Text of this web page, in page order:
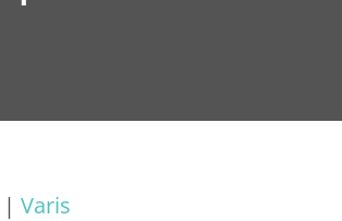
| Varis